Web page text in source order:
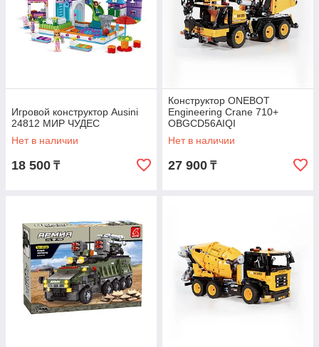
Игровой конструктор Ausini
24812 МИР ЧУДЕС
Нет в наличии
18 500 ₸
Конструктор ONEBOT
Engineering Crane 710+
OBGCD56AIQI
Нет в наличии
27 900 ₸